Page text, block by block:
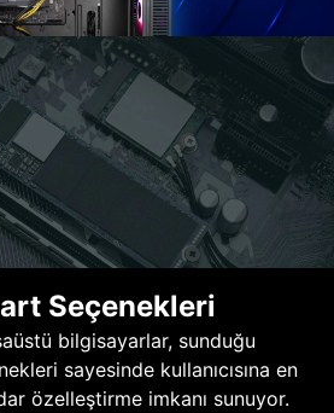
Seçenekleri
bilgisayarlar, sunduğu
sayesinde kullanıcısına en
özelleştirme imkanı sunuyor.